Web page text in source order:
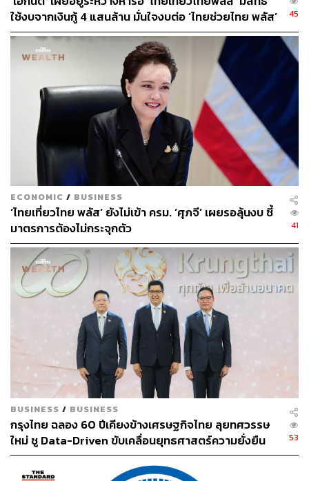
208
ABOUT THE AUTHOR
ชุตินันท์ สงวนประสิทธิ์
Content Creator สำนักข่าว THE
STANDARD
ใช้งบจากเงินกู้ 4 แสนล้าน มั่นใจงบต่อ ‘ไทยช่วยไทย พลัส’
เฟส 2 มีเพียงพอ
45
ECONOMIC / BUSINESS
‘ไทยเที่ยวไทย พลัส’ ยังไม่เข้า ครม. ‘ศุภจี’ เผยรอลุ้นงบ ชี้
มาตรการต้องไม่กระจุกตัว
41
BUSINESS / BUSINESS
กรุงไทย ฉลอง 60 ปีเคียงข้างเศรษฐกิจไทย ลุยทศวรรษ
ใหม่ ชู Data-Driven ขับเคลื่อนยุทธศาสตร์ความยั่งยืน
53